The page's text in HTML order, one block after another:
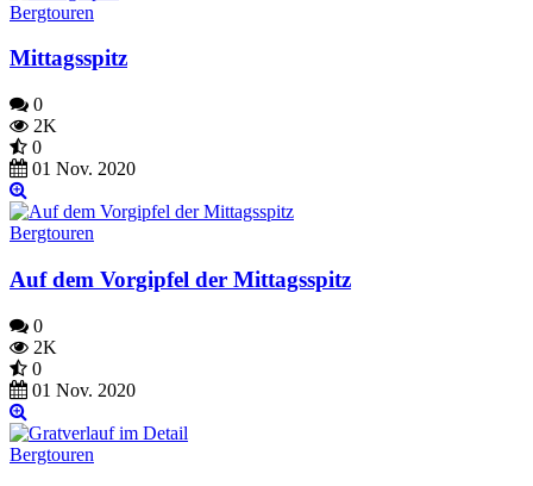
Bergtouren
Mittagsspitz
0
2K
0
01 Nov. 2020
Bergtouren
Auf dem Vorgipfel der Mittagsspitz
0
2K
0
01 Nov. 2020
Bergtouren